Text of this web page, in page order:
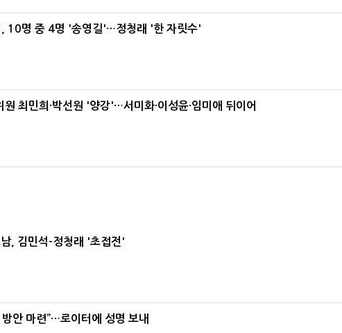
10명 중 4명 '송영길'…정청래 '한 자릿수'
최민희·박선원 '양강'…서미화·이성윤·임미애 뒤이어
, 김민석-정청래 '초접전'
안 마련”…로이터에 성명 보내